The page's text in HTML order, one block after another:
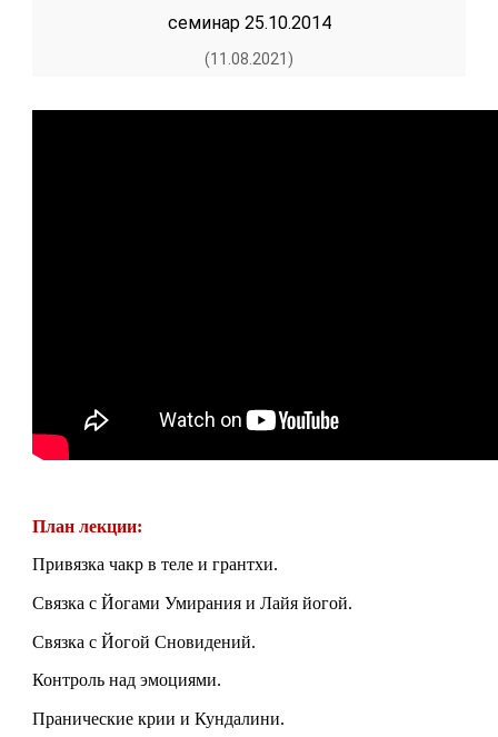
семинар 25.10.2014
(11.08.2021)
План лекции:
Привязка чакр в теле и грантхи.
Связка с Йогами Умирания и Лайя йогой.
Связка с Йогой Сновидений.
Контроль над эмоциями.
Пранические крии и Кундалини.